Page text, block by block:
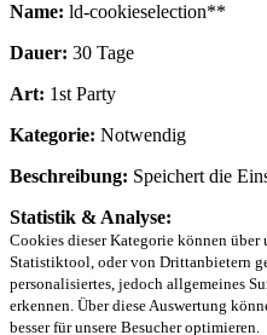
Name: ld-cookieselection**
Dauer: 30 Tage
Art: 1st Party
Kategorie: Notwendig
Beschreibung: Speichert die
Statistik & Analyse:
Cookies dieser Kategorie können über
Statistiktool, oder von Drittanbietern
personalisiertes, jedoch allgemeines
erkennen. Über diese Auswertung
besser für unsere Besucher optimieren.